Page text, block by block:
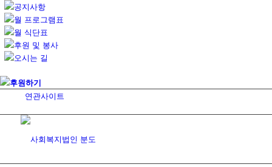
공지사항
월 프로그램표
월 식단표
후원 및 봉사
오시는 길
후원하기
연관사이트